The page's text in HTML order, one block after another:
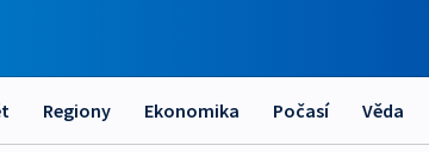
Regiony Ekonomika Počasí Věda